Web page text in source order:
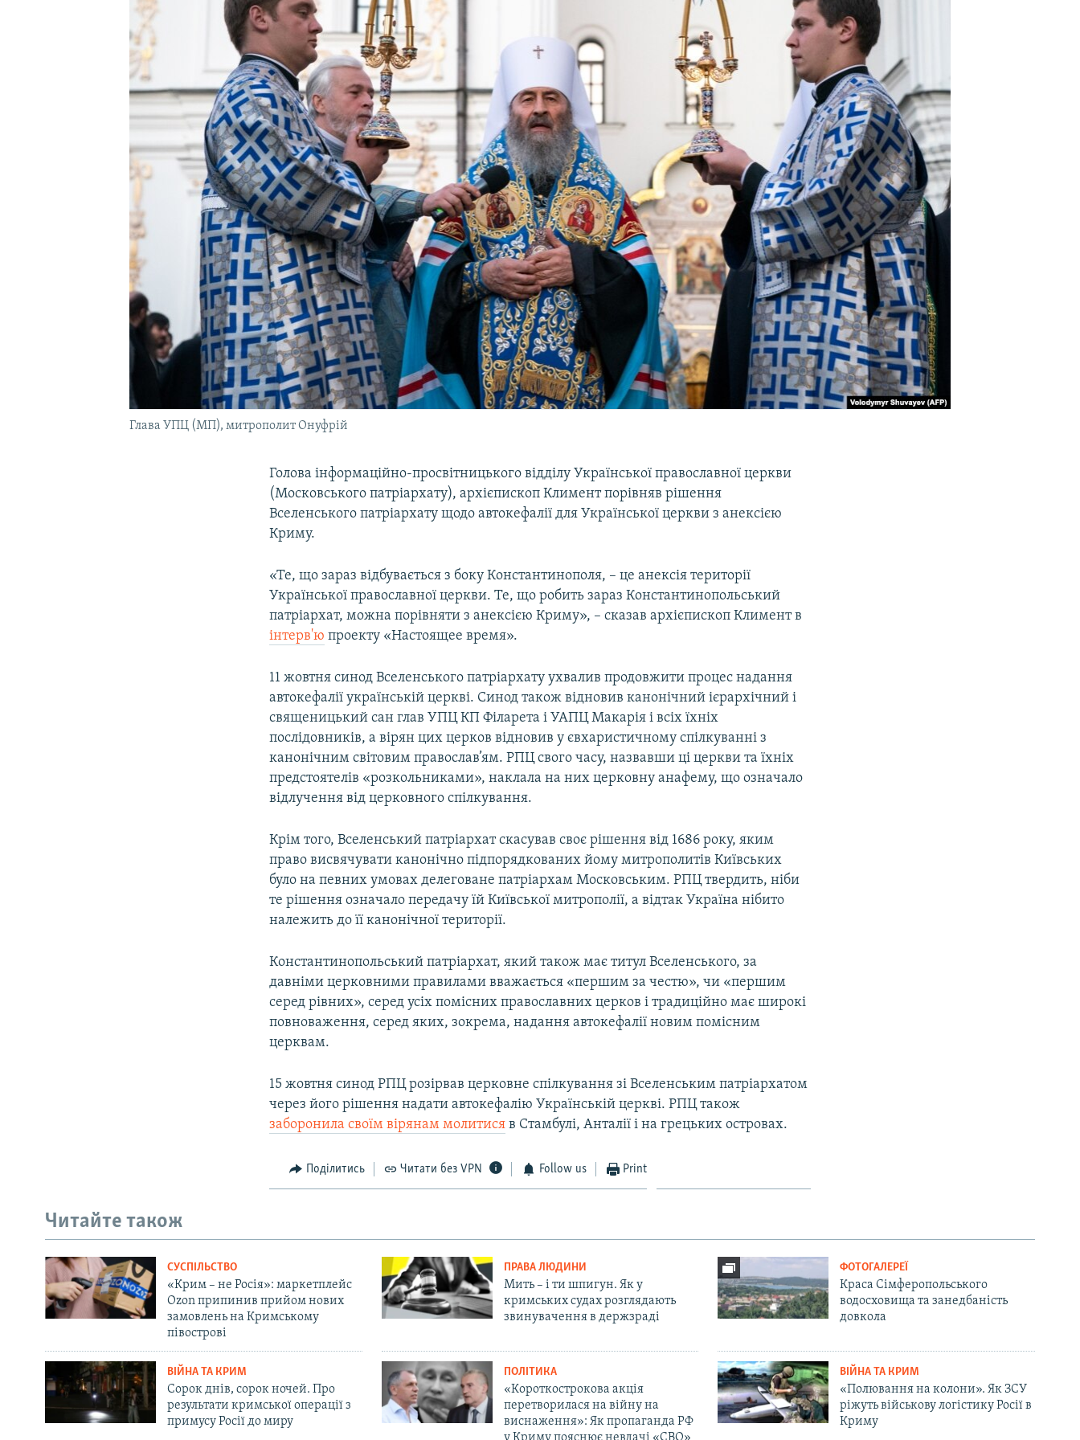
УКРАЇНСЬКА ПРОБЛЕМА КРИМУ
Глава УПЦ (МП), митрополит Онуфрій
Голова інформаційно-просвітницького відділу Української православної церкви
(Московського патріархату), архієпископ Климент порівняв рішення
Вселенського патріархату щодо автокефалії для Української церкви з анексією
Криму.
«Те, що зараз відбувається з боку Константинополя, – це анексія території
Української православної церкви. Те, що робить зараз Константинопольський
патріархат, можна порівняти з анексією Криму», – сказав архієпископ Климент в
інтерв'ю проекту «Настоящее время».
11 жовтня синод Вселенського патріархату ухвалив продовжити процес надання
автокефалії українській церкві. Синод також відновив канонічний ієрархічний і
священицький сан глав УПЦ КП Філарета і УАПЦ Макарія і всіх їхніх
послідовників, а вірян цих церков відновив у євхаристичному спілкуванні з
канонічним світовим православ’ям. РПЦ свого часу, назвавши ці церкви та їхніх
предстоятелів «розкольниками», наклала на них церковну анафему, що означало
відлучення від церковного спілкування.
Крім того, Вселенський патріархат скасував своє рішення від 1686 року, яким
право висвячувати канонічно підпорядкованих йому митрополитів Київських
було на певних умовах делеговане патріархам Московським. РПЦ твердить, ніби
те рішення означало передачу їй Київської митрополії, а відтак Україна нібито
належить до її канонічної території.
Константинопольський патріархат, який також має титул Вселенського, за
давніми церковними правилами вважається «першим за честю», чи «першим
серед рівних», серед усіх помісних православних церков і традиційно має широкі
повноваження, серед яких, зокрема, надання автокефалії новим помісним
церквам.
15 жовтня синод РПЦ розірвав церковне спілкування зі Вселенським патріархатом
через його рішення надати автокефалію Українській церкві. РПЦ також
заборонила своїм вірянам молитися в Стамбулі, Анталії і на грецьких островах.
Поділитись Читати без VPN Follow us Print
Читайте також
СУСПІЛЬСТВО
«Крим – не Росія»: маркетплейс
Ozon припинив прийом нових
замовлень на Кримському
півострові
ПРАВА ЛЮДИНИ
Мить – і ти шпигун. Як у
кримських судах розглядають
звинувачення в держзраді
ФОТОГАЛЕРЕЇ
Краса Сімферопольського
водосховища та занедбаність
довкола
ВІЙНА ТА КРИМ
Сорок днів, сорок ночей. Про
результати кримської операції з
примусу Росії до миру
ПОЛІТИКА
«Короткострокова акція
перетворилася на війну на
виснаження»: Як пропаганда РФ
у Криму пояснює невдачі «СВО»
ВІЙНА ТА КРИМ
«Полювання на колони». Як ЗСУ
ріжуть військову логістику Росії в
Криму